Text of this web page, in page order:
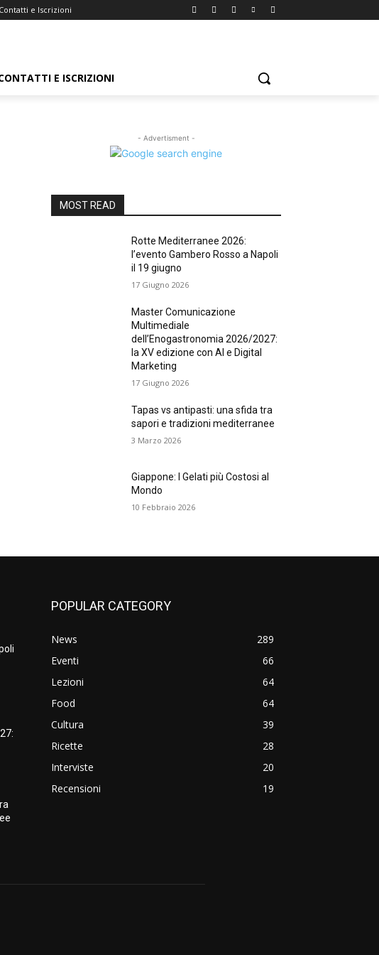
Contatti e Iscrizioni
E ISCRIZIONI
- Advertisment -
MOST READ
Rotte Mediterranee 2026:
l’evento Gambero Rosso a Napoli
il 19 giugno
17 Giugno 2026
Master Comunicazione
Multimediale
dell’Enogastronomia 2026/2027:
la XV edizione con AI e Digital
Marketing
17 Giugno 2026
Tapas vs antipasti: una sfida tra
sapori e tradizioni mediterranee
3 Marzo 2026
Giappone: I Gelati più Costosi al
Mondo
10 Febbraio 2026
POPULAR CATEGORY
News
289
Eventi
66
Lezioni
64
Food
64
Cultura
39
Ricette
28
Interviste
20
Recensioni
19